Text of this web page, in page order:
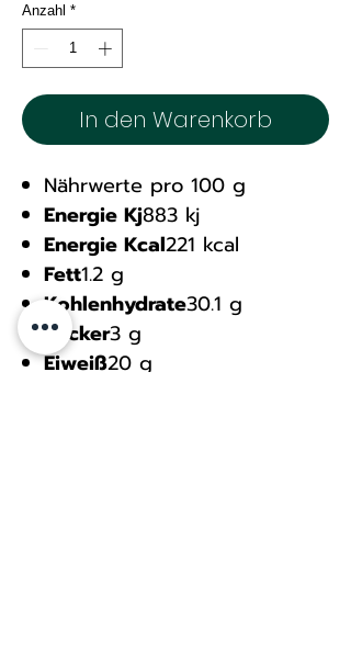
Anzahl *
In den Warenkorb
Nährwerte pro 100 g
Energie Kj883 kj
Energie Kcal221 kcal
Fett1.2 g
Kohlenhydrate30.1 g
Zucker3 g
Eiweiß20 g